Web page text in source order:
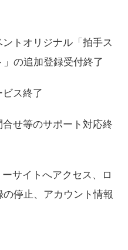
トオリジナル「拍手ス
の追加登録受付終了
ス終了
せ等のサポート対応終
ーサイトへアクセス、ロ
停止、アカウント情報